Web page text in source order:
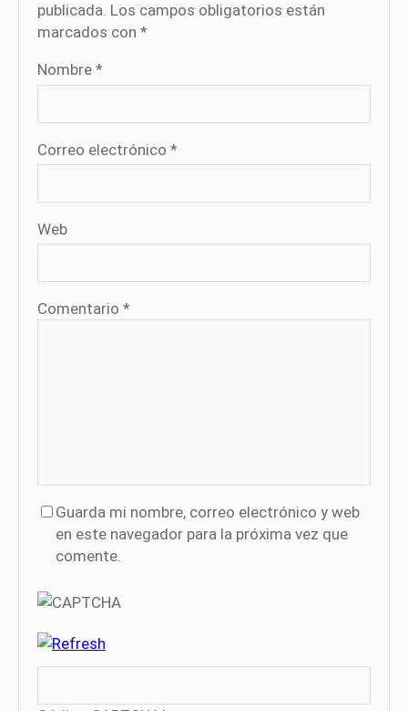
publicada. Los campos obligatorios están
marcados con *
Nombre *
Correo electrónico *
Web
Comentario *
Guarda mi nombre, correo electrónico y web
en este navegador para la próxima vez que
comente.